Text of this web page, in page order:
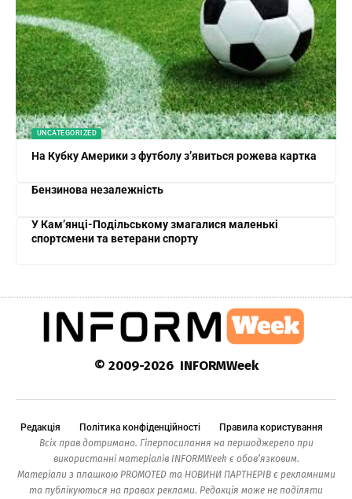
UNCATEGORIZED
На Кубку Америки з футболу з’явиться рожева картка
Бензинова незалежність
У Кам’янці-Подільському змагалися маленькі
спортсмени та ветерани спорту
© 2009-2026 INFORMWeek
Редакція Політика конфіденційності
Правила користування
Всіх прав дотримано. Гіперпосилання на першоджерело при
використанні матеріалів INFORMWeek є обов’язковим.
Матеріали з плашкою PROMOTED та НОВИНИ ПАРТНЕРІВ є рекламними
та публікуються на правах реклами. Редакція може не поділяти